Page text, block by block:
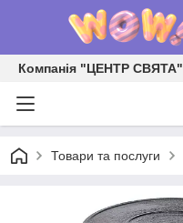
Компанія "ЦЕНТР СВЯТА"
Товари та послуги